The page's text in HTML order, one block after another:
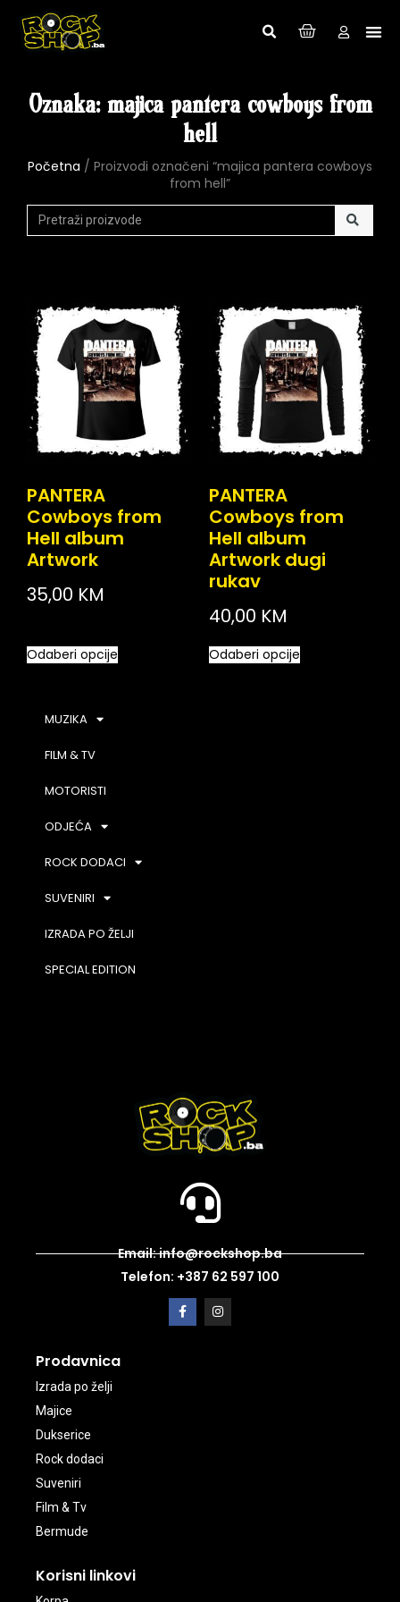
Oznaka: majica pantera cowboys from
hell
Početna / Proizvodi označeni “majica pantera cowboys
from hell”
PANTERA
Cowboys from
Hell album
Artwork
35,00 KM
Odaberi opcije
PANTERA
Cowboys from
Hell album
Artwork dugi
rukav
40,00 KM
Odaberi opcije
MUZIKA
FILM & TV
MOTORISTI
ODJEĆA
ROCK DODACI
SUVENIRI
IZRADA PO ŽELJI
SPECIAL EDITION
Email: info@rockshop.ba
Telefon: +387 62 597 100
Prodavnica
Izrada po želji
Majice
Dukserice
Rock dodaci
Suveniri
Film & Tv
Bermude
Korisni linkovi